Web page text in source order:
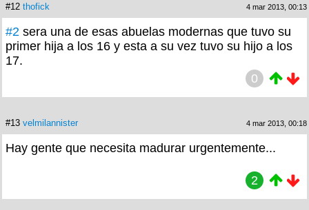
#12 thofick 4 mar 2013, 00:13
#2 sera una de esas abuelas modernas que tuvo su
primer hija a los 16 y esta a su vez tuvo su hijo a los
17.
0
#13 velmilannister 4 mar 2013, 00:18
Hay gente que necesita madurar urgentemente...
2